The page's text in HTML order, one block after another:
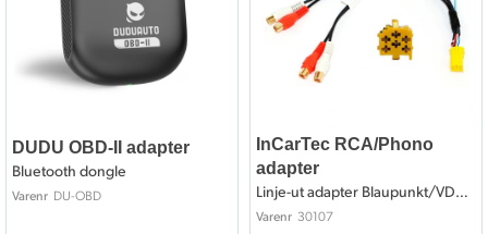
DUDU OBD-II adapter
Bluetooth dongle
Varenr DU-OBD
InCarTec RCA/Phono
adapter
Linje-ut adapter Blaupunkt/VDO/Becker++
Varenr 30107